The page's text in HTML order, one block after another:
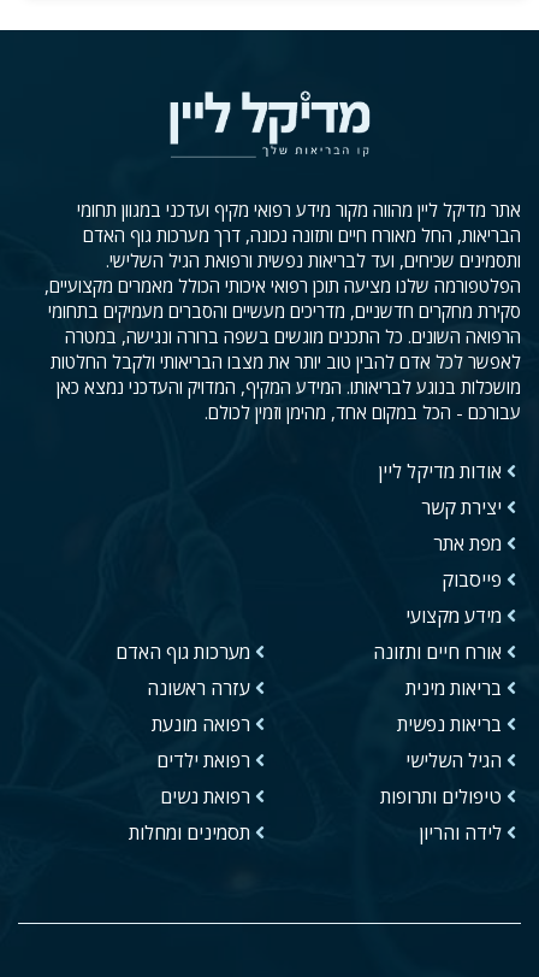
אתר מדיקל ליין מהווה מקור מידע רפואי מקיף ועדכני במגוון תחומי
הבריאות, החל מאורח חיים ותזונה נכונה, דרך מערכות גוף האדם
ותסמינים שכיחים, ועד לבריאות נפשית ורפואת הגיל השלישי.
הפלטפורמה שלנו מציעה תוכן רפואי איכותי הכולל מאמרים מקצועיים,
סקירת מחקרים חדשניים, מדריכים מעשיים והסברים מעמיקים בתחומי
הרפואה השונים. כל התכנים מוגשים בשפה ברורה ונגישה, במטרה
לאפשר לכל אדם להבין טוב יותר את מצבו הבריאותי ולקבל החלטות
מושכלות בנוגע לבריאותו. המידע המקיף, המדויק והעדכני נמצא כאן
עבורכם - הכל במקום אחד, מהימן וזמין לכולם.
אודות מדיקל ליין
יצירת קשר
מפת אתר
פייסבוק
מידע מקצועי
אורח חיים ותזונה
בריאות מינית
בריאות נפשית
הגיל השלישי
טיפולים ותרופות
לידה והריון
מערכות גוף האדם
עזרה ראשונה
רפואה מונעת
רפואת ילדים
רפואת נשים
תסמינים ומחלות